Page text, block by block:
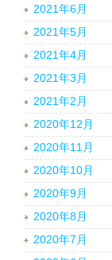
2021年6月
2021年5月
2021年4月
2021年3月
2021年2月
2020年12月
2020年11月
2020年10月
2020年9月
2020年8月
2020年7月